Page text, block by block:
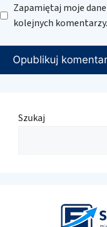
Zapamiętaj moje
kolejnych komentarzy.
Szukaj